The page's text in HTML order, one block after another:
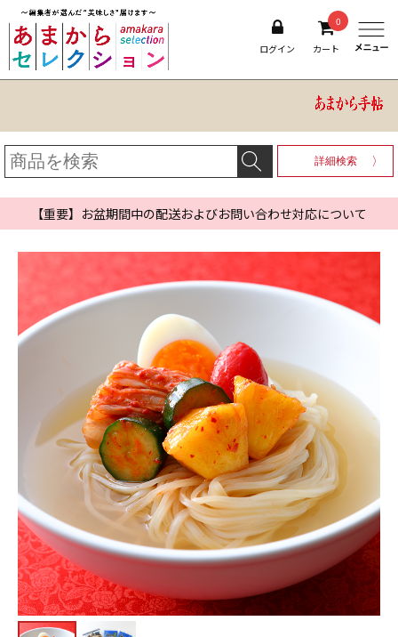
ログイン
0
カート
詳細検索
【重要】お盆期間中の配送およびお問い合わせ対応について